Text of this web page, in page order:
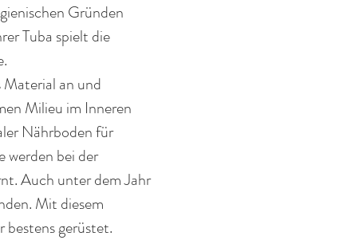
Gründen
Tuba spielt die
Material an und
Milieu im Inneren
Nährbodenfür
werden bei der
Auch unter dem Jahr
. Mit diesem
bestens gerüstet.